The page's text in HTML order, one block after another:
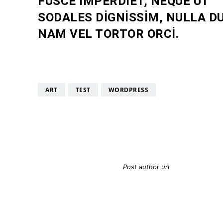
SODALES DIGNISSIM, NULLA
NAM VEL TORTOR ORCI.
ART TEST WORDPRESS
Post author url